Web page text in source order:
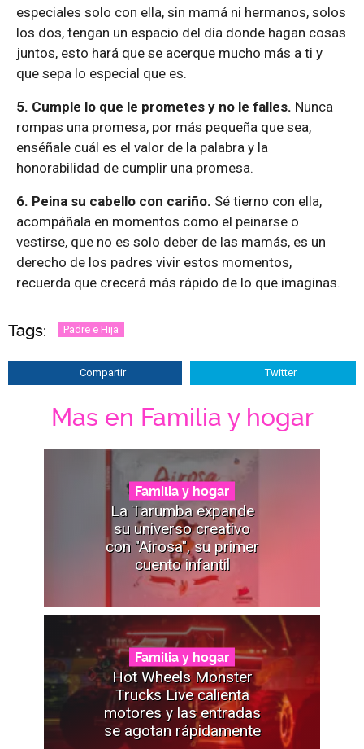
especiales solo con ella, sin mamá ni hermanos, solos
los dos, tengan un espacio del día donde hagan cosas
juntos, esto hará que se acerque mucho más a ti y
que sepa lo especial que es.
5. Cumple lo que le prometes y no le falles. Nunca
rompas una promesa, por más pequeña que sea,
enséñale cuál es el valor de la palabra y la
honorabilidad de cumplir una promesa.
6. Peina su cabello con cariño. Sé tierno con ella,
acompáñala en momentos como el peinarse o
vestirse, que no es solo deber de las mamás, es un
derecho de los padres vivir estos momentos,
recuerda que crecerá más rápido de lo que imaginas.
Tags: Padre e Hija
Compartir Twitter
Mas en Familia y hogar
Familia y hogar
La Tarumba expande
su universo creativo
con "Airosa", su primer
cuento infantil
Familia y hogar
Hot Wheels Monster
Trucks Live calienta
motores y las entradas
se agotan rápidamente